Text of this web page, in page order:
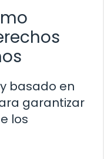
basado en
garantizar
los